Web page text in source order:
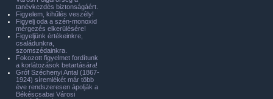
tanévkezdés biztonságáért.
Figyelem, kihűlés veszély!
Figyelj oda a szén-monoxid
mérgezés elkerülésére!
Figyeljünk értékeinkre,
családunkra,
szomszédainkra.
Fokozott figyelmet fordítunk
a korlátozások betartására!
Gróf Széchenyi Antal (1867-
1924) síremlékét már több
éve rendszeresen ápolják a
Békéscsabai Városi